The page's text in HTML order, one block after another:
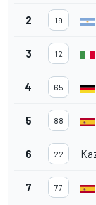
2 19
3 12
4 65
5 88
6 22
7 77